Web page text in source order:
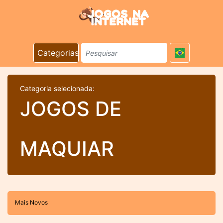
Categorias
Categoria selecionada:
JOGOS DE
MAQUIAR
Mais Novos